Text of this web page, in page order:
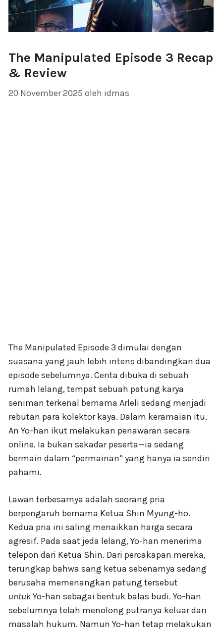
The Manipulated Episode 3 Recap
& Review
20 November 2025 oleh idmas
The Manipulated Episode 3 dimulai dengan
suasana yang jauh lebih intens dibandingkan dua
episode sebelumnya. Cerita dibuka di sebuah
rumah lelang, tempat sebuah patung karya
seniman terkenal bernama Arleli sedang menjadi
rebutan para kolektor kaya. Dalam keramaian itu,
An Yo-han ikut melakukan penawaran secara
online. Ia bukan sekadar peserta—ia sedang
bermain dalam “permainan” yang hanya ia sendiri
pahami.
Lawan terbesarnya adalah seorang pria
berpengaruh bernama Ketua Shin Myung-ho.
Kedua pria ini saling menaikkan harga secara
agresif. Pada saat jeda lelang, Yo-han menerima
telepon dari Ketua Shin. Dari percakapan mereka,
terungkap bahwa sang ketua sebenarnya sedang
berusaha memenangkan patung tersebut
untukYo-han sebagai bentuk balas budi. Yo-han
sebelumnya telah menolong putranya keluar dari
masalah hukum. Namun Yo-han tetap melakukan